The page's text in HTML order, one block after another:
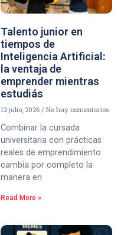
Talento junior en
tiempos de
Inteligencia Artificial:
la ventaja de
emprender mientras
estudiás
12 julio, 2026 No hay comentarios
Combinar la cursada
universitaria con prácticas
reales de emprendimiento
cambia por completo la
manera en
Read More »